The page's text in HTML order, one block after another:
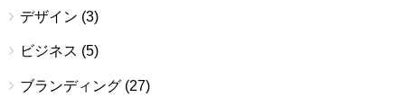
デザイン (3)
ビジネス (5)
ブランディング (27)